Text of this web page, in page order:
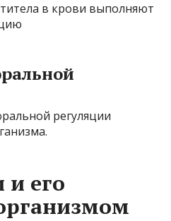
в крови выполняют
регуляции
его